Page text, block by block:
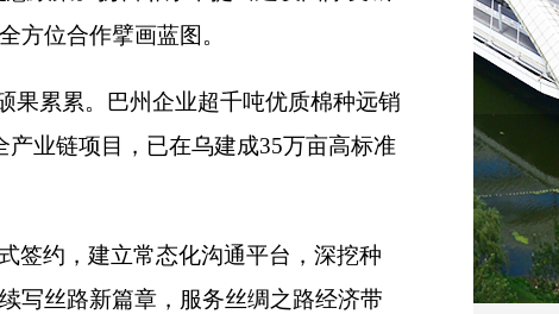
方位合作擘画蓝图。
果累累。巴州企业超千吨优质棉种远销
业链项目，已在乌建成35万亩高标准
签约，建立常态化沟通平台，深挖种
写丝路新篇章，服务丝绸之路经济带